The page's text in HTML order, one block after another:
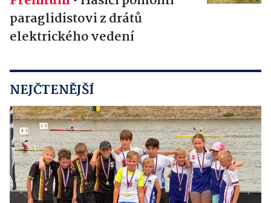
paraglidistovi z drátů
elektrického vedení
NEJČTENĚJŠÍ